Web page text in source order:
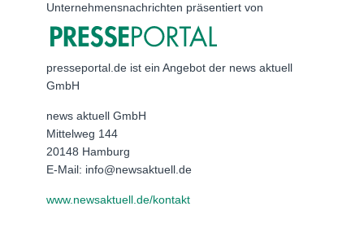
Unternehmensnachrichten präsentiert von
presseportal.de ist ein Angebot der news aktuell
GmbH
news aktuell GmbH
Mittelweg 144
20148 Hamburg
E-Mail: info@newsaktuell.de
www.newsaktuell.de/kontakt